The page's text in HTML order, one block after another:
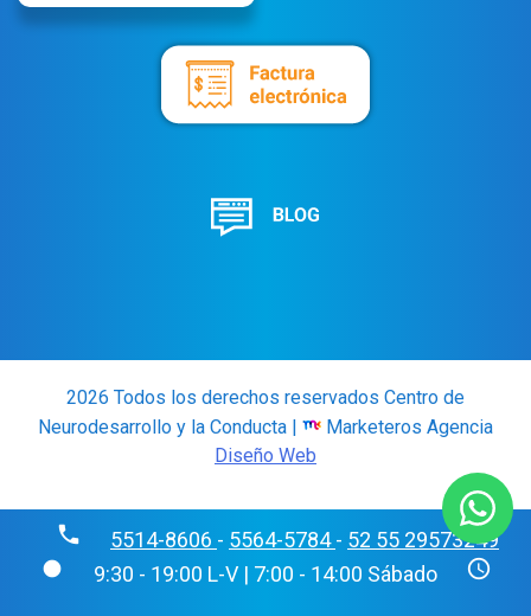
2026 Todos los derechos reservados Centro de
Neurodesarrollo y la Conducta |
Marketeros Agencia
Diseño Web
phone 5514-8606 - 5564-5784- 52 55 29573249
fiber_manual_record 9:30 - 19:00 L-V | 7:00 - 14:00 Sábado schedule